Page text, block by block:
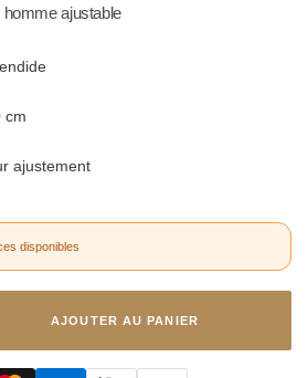
ajustable
cm
ajustement
disponibles
AJOUTER AU PANIER